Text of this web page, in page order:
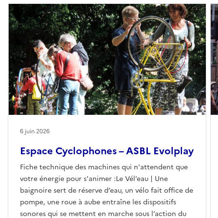
Espace Cyclophones – ASBL Evolplay
Fiche technique des machines qui n'attendent que
votre énergie pour s'animer :Le Vél’eau | Une
baignoire sert de réserve d’eau, un vélo fait office de
pompe, une roue à aube entraîne les dispositifs
sonores qui se mettent en marche sous l’action du
6 juin 2026